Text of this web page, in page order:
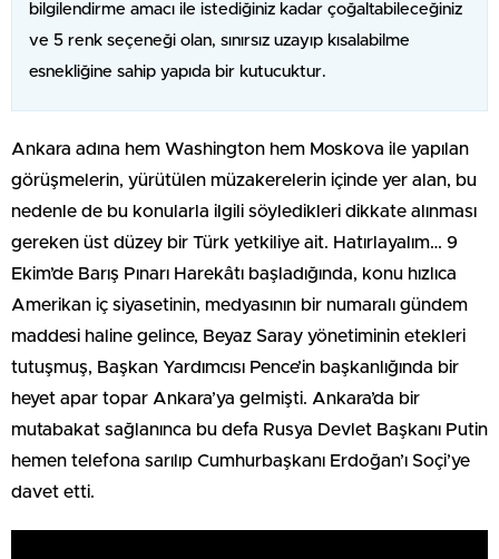
bilgilendirme amacı ile istediğiniz kadar çoğaltabileceğiniz
ve 5 renk seçeneği olan, sınırsız uzayıp kısalabilme
esnekliğine sahip yapıda bir kutucuktur.
Ankara adına hem Washington hem Moskova ile yapılan
görüşmelerin, yürütülen müzakerelerin içinde yer alan, bu
nedenle de bu konularla ilgili söyledikleri dikkate alınması
gereken üst düzey bir Türk yetkiliye ait. Hatırlayalım… 9
Ekim’de Barış Pınarı Harekâtı başladığında, konu hızlıca
Amerikan iç siyasetinin, medyasının bir numaralı gündem
maddesi haline gelince, Beyaz Saray yönetiminin etekleri
tutuşmuş, Başkan Yardımcısı Pence’in başkanlığında bir
heyet apar topar Ankara’ya gelmişti. Ankara’da bir
mutabakat sağlanınca bu defa Rusya Devlet Başkanı Putin
hemen telefona sarılıp Cumhurbaşkanı Erdoğan’ı Soçi’ye
davet etti.